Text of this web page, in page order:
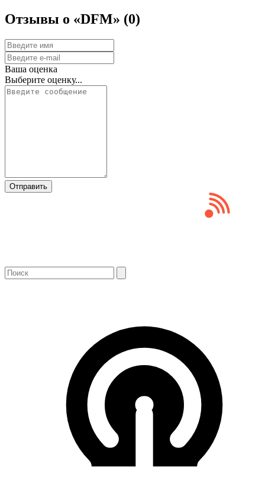
Отзывы о «DFM» (0)
Ваша оценка
Выберите оценку...
Отправить